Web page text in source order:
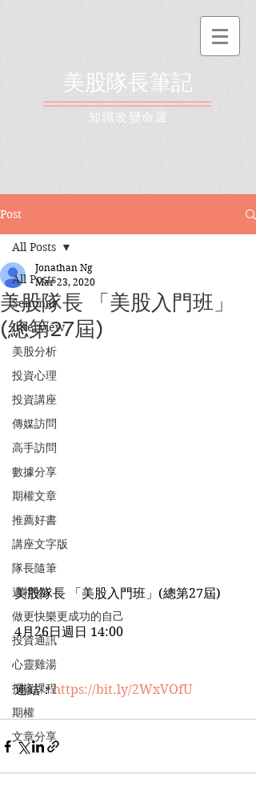
美股隊長筆記
​知識改變命運
Post
All Posts
Seminar
Interview
美股分析
投資心理
投資講座
傳媒訪問
高手訪問
數據分享
期權文章
推薦好書
講座文字版
隊長隨筆
送禮物
做更快樂更成功的自己
投資通訊
心靈雞湯
投資課程
期權
文章分享
All Posts
美股隊長 「美股入門班」
(總第27屆)
Jonathan Ng
Mar 23, 2020
美股隊長 「美股入門班」(總第27屆)
4月26日週日 14:00
連結：https://bit.ly/2WxVOfU